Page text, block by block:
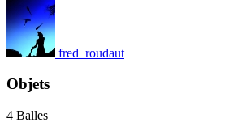
fred_roudaut
Objets
4 Balles